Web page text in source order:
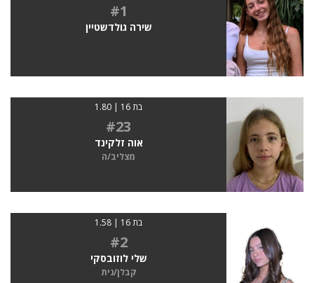
#1
שירה גולדשטיין
בת 16 | 1.80
#23
אוה זלקינד
מצליב/ה
בת 16 | 1.58
#2
שלי לוזובסקי
קבלן/נית